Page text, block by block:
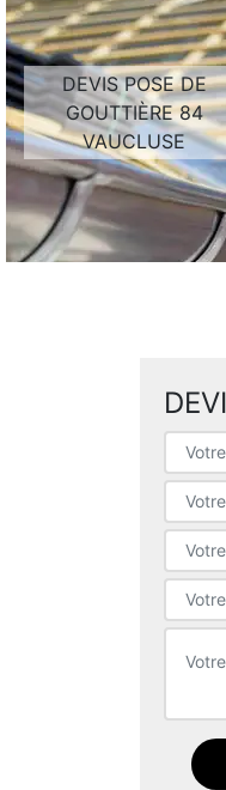
DEVIS POSE DE
GOUTTIÈRE 84
VAUCLUSE